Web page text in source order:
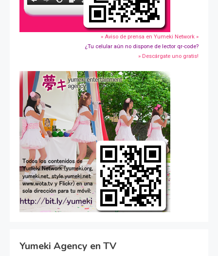
» Aviso de prensa en Yumeki Network »
¿Tu celular aún no dispone de lector qr-code?
» Descárgate uno gratis!
Yumeki Agency en TV